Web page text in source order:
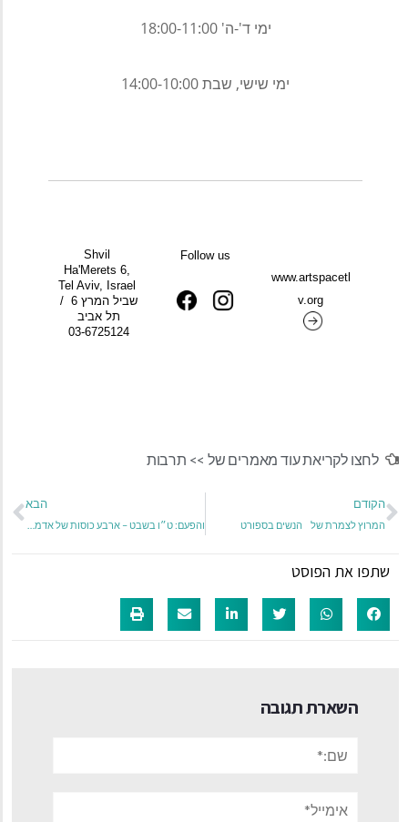
ימי ד'-ה' 18:00-11:00
ימי שישי, שבת 14:00-10:00
Shvil
Ha'Merets 6,
Tel Aviv, Israel
/ שביל המרץ 6
תל אביב
03-6725124
Follow us
www.artspacetl
v.org
לחצו לקריאת עוד מאמרים של >> תרבות
הקודם
המרוץ לצמרת של הנשים בספורט
הבא
שתפו את הפוסט
השארת תגובה